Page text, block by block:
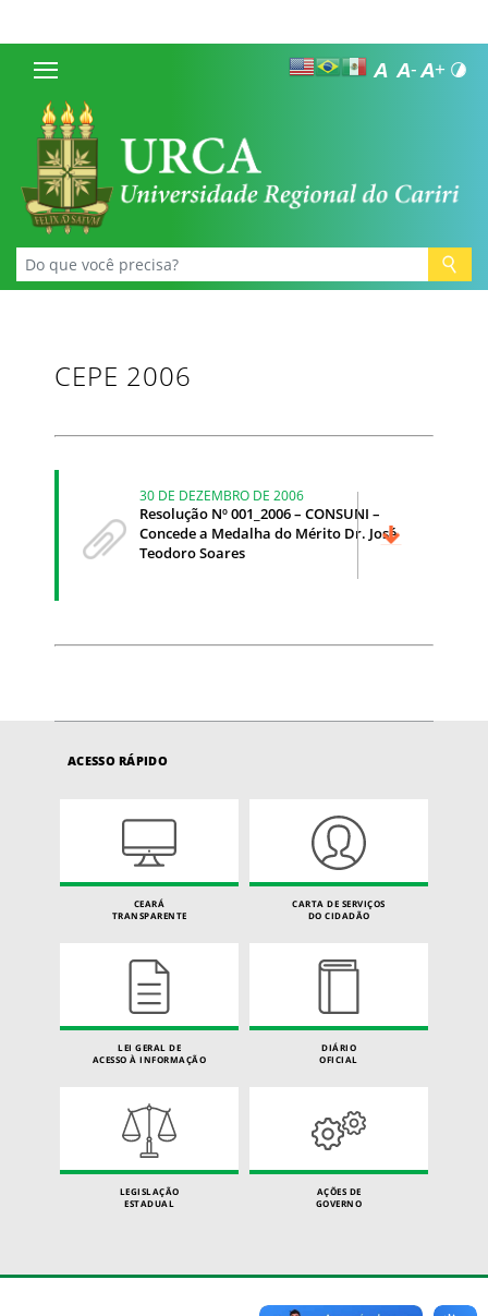
CEPE 2006
30 DE DEZEMBRO DE 2006
Resolução Nº 001_2006 – CONSUNI –
Concede a Medalha do Mérito Dr. José
Teodoro Soares
ACESSO RÁPIDO
CEARÁ
TRANSPARENTE
CARTA DE SERVIÇOS
DO CIDADÃO
LEI GERAL DE
ACESSO À INFORMAÇÃO
DIÁRIO
OFICIAL
LEGISLAÇÃO
ESTADUAL
AÇÕES DE
GOVERNO